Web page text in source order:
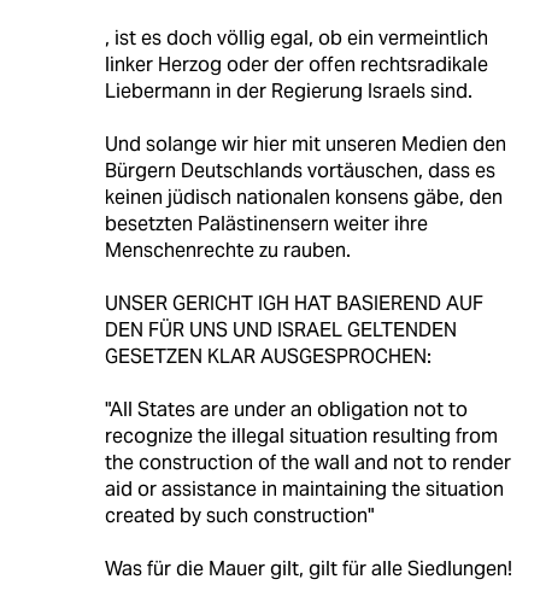
, ist es doch völlig egal, ob ein vermeintlich
linker Herzog oder der offen rechtsradikale
Liebermann in der Regierung Israels sind.
Und solange wir hier mit unseren Medien den
Bürgern Deutschlands vortäuschen, dass es
keinen jüdisch nationalen konsens gäbe, den
besetzten Palästinensern weiter ihre
Menschenrechte zu rauben.
UNSER GERICHT IGH HAT BASIEREND AUF
DEN FÜR UNS UND ISRAEL GELTENDEN
GESETZEN KLAR AUSGESPROCHEN:
"All States are under an obligation not to
recognize the illegal situation resulting from
the construction of the wall and not to render
aid or assistance in maintaining the situation
created by such construction"
Was für die Mauer gilt, gilt für alle Siedlungen!